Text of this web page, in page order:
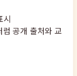
시
럼 공개 출처와 교